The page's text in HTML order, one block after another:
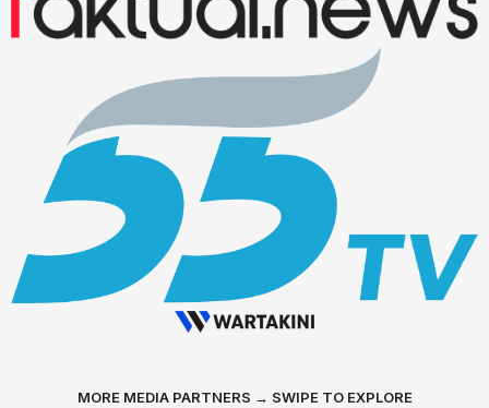
MORE MEDIA PARTNERS → SWIPE TO EXPLORE